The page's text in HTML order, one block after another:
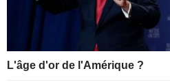
L'âge d'or de l'Amérique ?